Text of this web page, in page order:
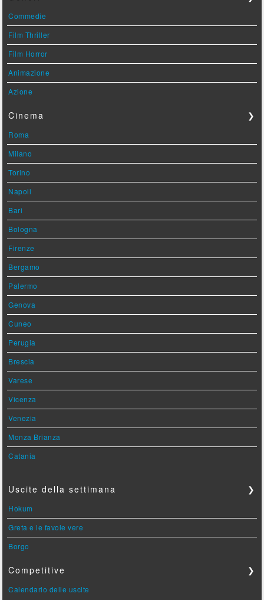
Commedie
Film Thriller
Film Horror
Animazione
Azione
Cinema ❯
Roma
Milano
Torino
Napoli
Bari
Bologna
Firenze
Bergamo
Palermo
Genova
Cuneo
Perugia
Brescia
Varese
Vicenza
Venezia
Monza Brianza
Catania
Uscite della settimana ❯
Hokum
Greta e le favole vere
Borgo
Competitive ❯
Calendario delle uscite